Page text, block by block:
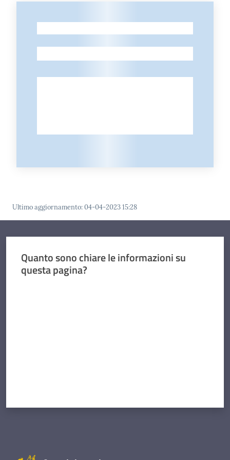
-
Ultimo aggiornamento:04-04-2023 15:28
Quanto sono chiare le informazioni su
questa pagina?